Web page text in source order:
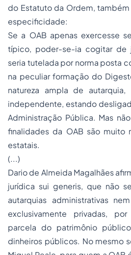
do Estatuto da Ordem,
especificidade:
Se a OAB apenas exercesse
típico, poder-se-ia cogitar de
seria tutelada por norma posta
na peculiar formação do
natureza ampla de
independente, estando
Administração Pública. Mas
finalidades da OAB são muito
estatais.
(...)
Dario de Almeida Magalhães
jurídica sui generis, que não
autarquias administrativas
exclusivamente privadas,
parcela do patrimônio
dinheiros públicos. No mesmo